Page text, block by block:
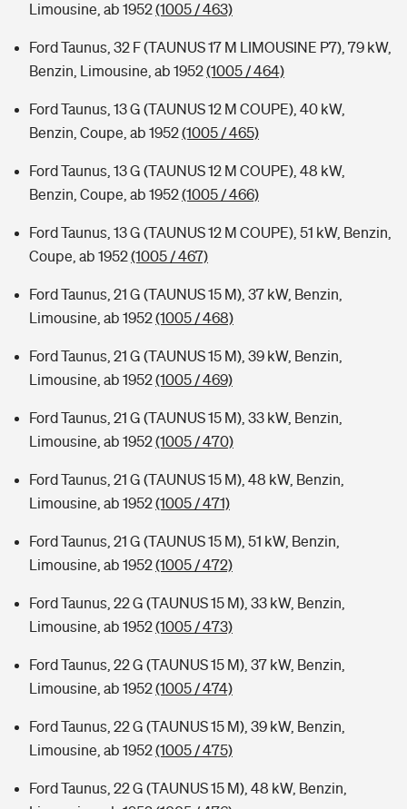
Limousine, ab 1952(1005 / 463)
Ford Taunus, 32 F (TAUNUS 17 M LIMOUSINE P7), 79 kW,
Benzin, Limousine, ab 1952(1005 / 464)
Ford Taunus, 13 G (TAUNUS 12 M COUPE), 40 kW,
Benzin, Coupe, ab 1952(1005 / 465)
Ford Taunus, 13 G (TAUNUS 12 M COUPE), 48 kW,
Benzin, Coupe, ab 1952(1005 / 466)
Ford Taunus, 13 G (TAUNUS 12 M COUPE), 51 kW, Benzin,
Coupe, ab 1952(1005 / 467)
Ford Taunus, 21 G (TAUNUS 15 M), 37 kW, Benzin,
Limousine, ab 1952(1005 / 468)
Ford Taunus, 21 G (TAUNUS 15 M), 39 kW, Benzin,
Limousine, ab 1952(1005 / 469)
Ford Taunus, 21 G (TAUNUS 15 M), 33 kW, Benzin,
Limousine, ab 1952(1005 / 470)
Ford Taunus, 21 G (TAUNUS 15 M), 48 kW, Benzin,
Limousine, ab 1952(1005 / 471)
Ford Taunus, 21 G (TAUNUS 15 M), 51 kW, Benzin,
Limousine, ab 1952(1005 / 472)
Ford Taunus, 22 G (TAUNUS 15 M), 33 kW, Benzin,
Limousine, ab 1952(1005 / 473)
Ford Taunus, 22 G (TAUNUS 15 M), 37 kW, Benzin,
Limousine, ab 1952(1005 / 474)
Ford Taunus, 22 G (TAUNUS 15 M), 39 kW, Benzin,
Limousine, ab 1952(1005 / 475)
Ford Taunus, 22 G (TAUNUS 15 M), 48 kW, Benzin,